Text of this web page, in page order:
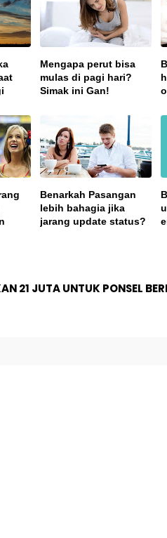
Mengapa perut bisa
mulas di pagi hari?
Simak ini Gan!
Benarkah Pasangan
lebih bahagia jika
jarang update status?
21 JUTA UNTUK PONSEL